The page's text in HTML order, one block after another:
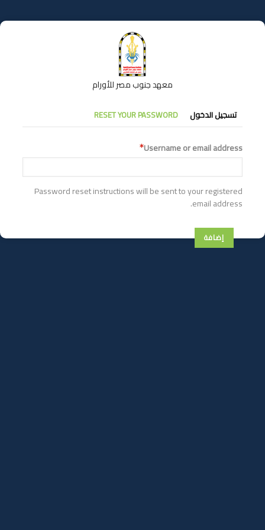
إلى
المحتوى
معهد جنوب مصر للأورام
التبويبات
الأساسية
تسجيل الدخول RESET YOUR PASSWORD
Username or email address
Password reset instructions will be sent to your registered
email address.